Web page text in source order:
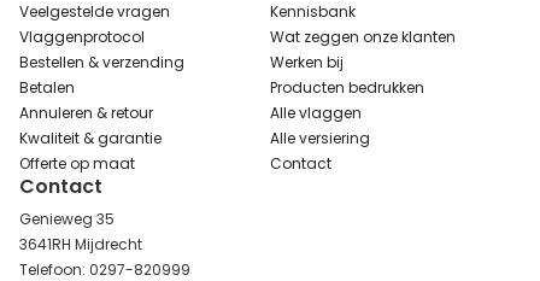
Veelgestelde vragen
Vlaggenprotocol
Bestellen & verzending
Betalen
Annuleren & retour
Kwaliteit & garantie
Offerte op maat
Kennisbank
Wat zeggen onze klanten
Werken bij
Producten bedrukken
Alle vlaggen
Alle versiering
Contact
Contact
Genieweg 35
3641RH Mijdrecht
Telefoon: 0297-820999